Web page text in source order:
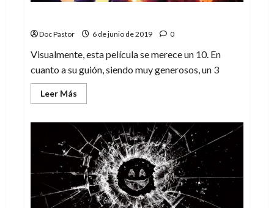
Doc Pastor 6 de junio de 2019 0
Visualmente, esta película se merece un 10. En
cuanto a su guión, siendo muy generosos, un 3
Leer Más
más
Fénix
Oscura:
Todo
renace,
excepto
Fox